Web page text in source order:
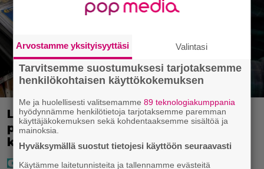
Lapset ostivat isälle lahjaksi arvan –
päävoitto tuli, mutta miten sitten
kävikään
Arvostamme yksityisyyttäsi Valintasi
Tarvitsemme suostumuksesi tarjotaksemme
henkilökohtaisen käyttökokemuksen
Me ja huolellisesti valitsemamme89 teknologiakumppania
hyödynnämme henkilötietoja tarjotaksemme paremman
käyttäjäkokemuksen sekä kohdentaaksemme sisältöä ja
mainoksia.
Hyväksymällä suostut tietojesi käyttöön seuraavasti
Käytämme laitetunnisteita ja tallennamme evästeitä